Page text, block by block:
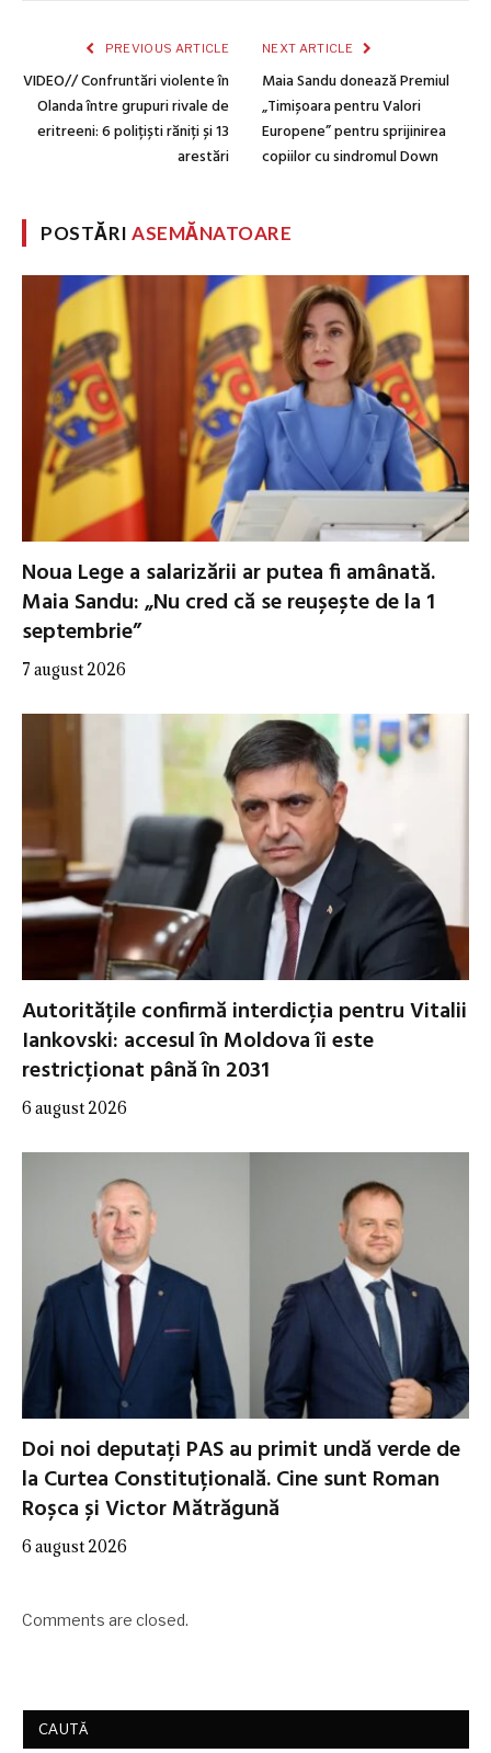
PREVIOUS ARTICLE
VIDEO// Confruntări violente în
Olanda între grupuri rivale de
eritreeni: 6 polițiști răniți și 13
arestări
NEXT ARTICLE
Maia Sandu donează Premiul
„Timișoara pentru Valori
Europene” pentru sprijinirea
copiilor cu sindromul Down
POSTĂRIASEMĂNATOARE
Noua Lege a salarizării ar putea fi amânată.
Maia Sandu: „Nu cred că se reușește de la 1
septembrie”
7 august 2026
Autoritățile confirmă interdicția pentru Vitalii
Iankovski: accesul în Moldova îi este
restricționat până în 2031
6 august 2026
Doi noi deputați PAS au primit undă verde de
la Curtea Constituțională. Cine sunt Roman
Roșca și Victor Mătrăgună
6 august 2026
Comments are closed.
CAUTĂ